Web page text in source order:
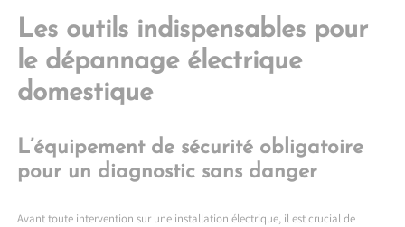
Les outils indispensables pour
le dépannage électrique
domestique
L’équipement de sécurité obligatoire
pour un diagnostic sans danger
Avant toute intervention sur une installation électrique, il est crucial de